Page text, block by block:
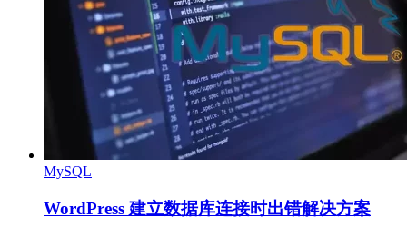
MySQL
WordPress 建立数据库连接时出错解决方案